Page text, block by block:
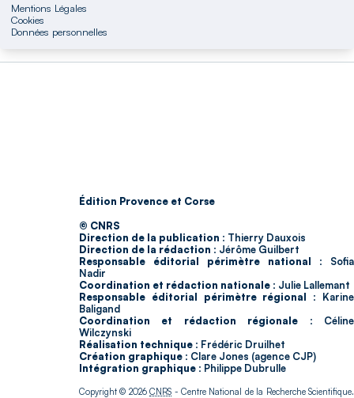
Mentions Légales
Cookies
Données personnelles
Édition Provence et Corse
© CNRS
Direction de la publication : Thierry Dauxois
Direction de la rédaction : Jérôme Guilbert
Responsable éditorial périmètre national : Sofia
Nadir
Coordination et rédaction nationale : Julie Lallemant
Responsable éditorial périmètre régional : Karine
Baligand
Coordination et rédaction régionale : Céline
Wilczynski
Réalisation technique : Frédéric Druilhet
Création graphique : Clare Jones (agence CJP)
Intégration graphique : Philippe Dubrulle
Copyright © 2026CNRS - Centre National de la Recherche Scientifique.